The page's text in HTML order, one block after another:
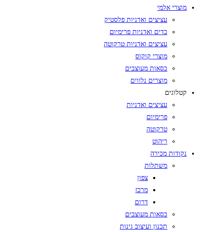
מוצרי אלמי
עציצים ואדניות פלסטיק
כדים ואדניות פרימיום
עציצים ואדניות טרקוטה
מוצרי קוקוס
כסאות מעוצבים
מוצרים נלווים
קטלוגים
עציצים ואדניות
פרימיום
טרקוטה
ריהוט
נקודות מכירה
משתלות
צפון
מרכז
דרום
כסאות מעוצבים
תכנון ועיצוב גינות